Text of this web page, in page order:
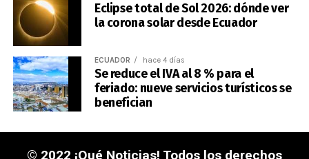
Eclipse total de Sol 2026: dónde ver
la corona solar desde Ecuador
ECUADOR hace 4 días
Se reduce el IVA al 8 % para el
feriado: nueve servicios turísticos se
benefician
© 2022 ¡Qué Noticias! Todos los derechos